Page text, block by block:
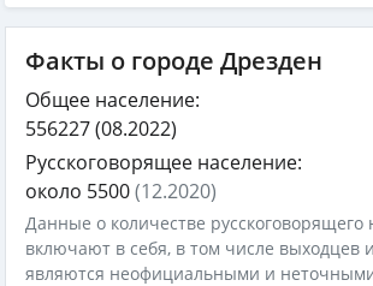
Факты о городе Дрезден
Общее население:
556227(08.2022)
Русскоговорящее население:
около 5500(12.2020)
Данные о количестве русскоговорящего
включают в себя, в том числе выходцев
являются неофициальными и